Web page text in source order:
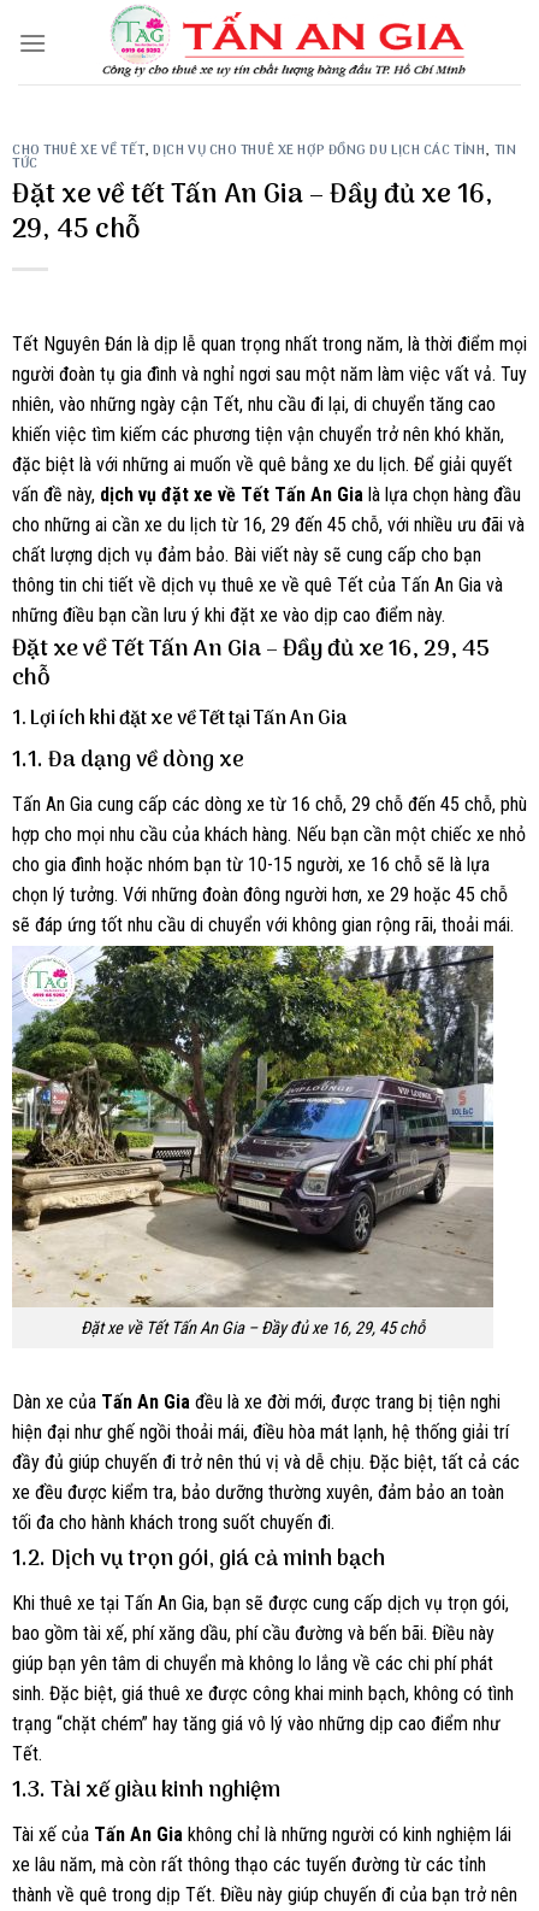
CHO THUÊ XE VỀ TẾT,DỊCH VỤ CHO THUÊ XE HỢP ĐỒNG DU LỊCH CÁC TỈNH, TIN
TỨC
Đặt xe về tết Tấn An Gia – Đầy đủ xe 16,
29, 45 chỗ
Tết Nguyên Đán là dịp lễ quan trọng nhất trong năm, là thời điểm mọi
người đoàn tụ gia đình và nghỉ ngơi sau một năm làm việc vất vả. Tuy
nhiên, vào những ngày cận Tết, nhu cầu đi lại, di chuyển tăng cao
khiến việc tìm kiếm các phương tiện vận chuyển trở nên khó khăn,
đặc biệt là với những ai muốn về quê bằng xe du lịch. Để giải quyết
vấn đề này, dịch vụ đặt xe về Tết Tấn An Gia là lựa chọn hàng đầu
cho những ai cần xe du lịch từ 16, 29 đến 45 chỗ, với nhiều ưu đãi và
chất lượng dịch vụ đảm bảo. Bài viết này sẽ cung cấp cho bạn
thông tin chi tiết về dịch vụ thuê xe về quê Tết của Tấn An Gia và
những điều bạn cần lưu ý khi đặt xe vào dịp cao điểm này.
Đặt xe về Tết Tấn An Gia – Đầy đủ xe 16, 29, 45
chỗ
1. Lợi ích khi đặt xe về Tết tại Tấn An Gia
1.1. Đa dạng về dòng xe
Tấn An Gia cung cấp các dòng xe từ 16 chỗ, 29 chỗ đến 45 chỗ, phù
hợp cho mọi nhu cầu của khách hàng. Nếu bạn cần một chiếc xe nhỏ
cho gia đình hoặc nhóm bạn từ 10-15 người, xe 16 chỗ sẽ là lựa
chọn lý tưởng. Với những đoàn đông người hơn, xe 29 hoặc 45 chỗ
sẽ đáp ứng tốt nhu cầu di chuyển với không gian rộng rãi, thoải mái.
Đặt xe về Tết Tấn An Gia – Đầy đủ xe 16, 29, 45 chỗ
Dàn xe của Tấn An Gia đều là xe đời mới, được trang bị tiện nghi
hiện đại như ghế ngồi thoải mái, điều hòa mát lạnh, hệ thống giải trí
đầy đủ giúp chuyến đi trở nên thú vị và dễ chịu. Đặc biệt, tất cả các
xe đều được kiểm tra, bảo dưỡng thường xuyên, đảm bảo an toàn
tối đa cho hành khách trong suốt chuyến đi.
1.2. Dịch vụ trọn gói, giá cả minh bạch
Khi thuê xe tại Tấn An Gia, bạn sẽ được cung cấp dịch vụ trọn gói,
bao gồm tài xế, phí xăng dầu, phí cầu đường và bến bãi. Điều này
giúp bạn yên tâm di chuyển mà không lo lắng về các chi phí phát
sinh. Đặc biệt, giá thuê xe được công khai minh bạch, không có tình
trạng “chặt chém” hay tăng giá vô lý vào những dịp cao điểm như
Tết.
1.3. Tài xế giàu kinh nghiệm
Tài xế của Tấn An Gia không chỉ là những người có kinh nghiệm lái
xe lâu năm, mà còn rất thông thạo các tuyến đường từ các tỉnh
thành về quê trong dịp Tết. Điều này giúp chuyến đi của bạn trở nên